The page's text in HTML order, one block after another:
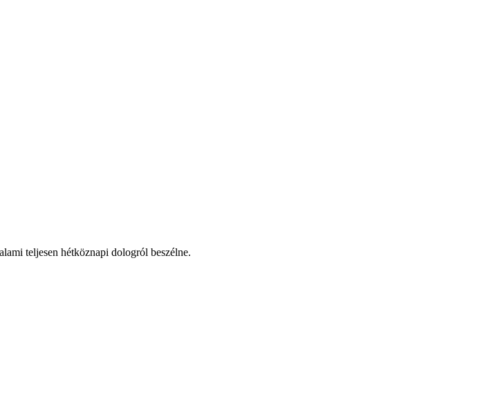
teljesen hétköznapi dologról beszélne.